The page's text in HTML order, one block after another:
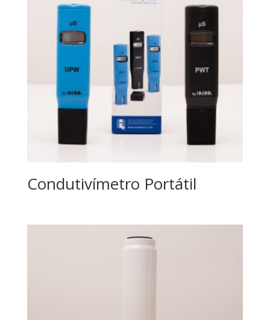
Condutivímetro Portátil